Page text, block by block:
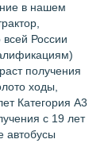
в нашем
России
получения
ходы,
Категория А3
с 19 лет
автобусы